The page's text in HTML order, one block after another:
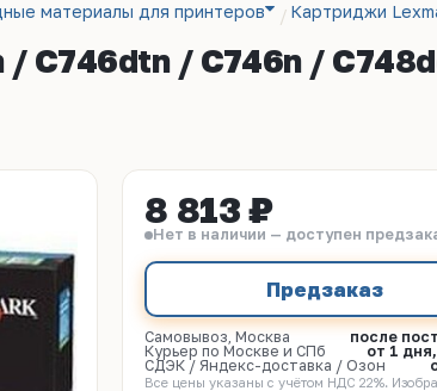
материалы для принтеров Картриджи
/ C746dtn / C746n /
8 813 ₽
Нет в наличии — доступен
Предзаказ
Самовывоз, Москва
после
Курьер по Москве и СПб
от 1
СДЭК / Яндекс-доставка / Озон
Все цены указаны с учётом НДС 22%.